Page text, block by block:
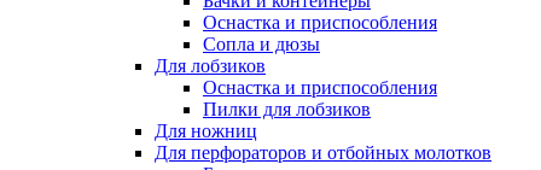
Оснастка и приспособления
Сопла и дюзы
Для лобзиков
Оснастка и приспособления
Пилки для лобзиков
Для ножниц
Для перфораторов и отбойных молотков